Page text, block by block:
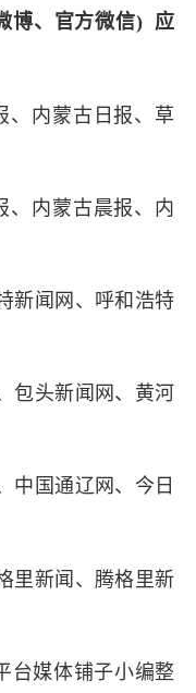
博、官方微信) 应
、 内蒙古日报、 草
、 内蒙古晨报、 内
新闻网 、 呼和浩特
包头新闻网 、 黄河
中国通辽网 、 今日
里新闻 、 腾格里新
台媒体铺子小编整